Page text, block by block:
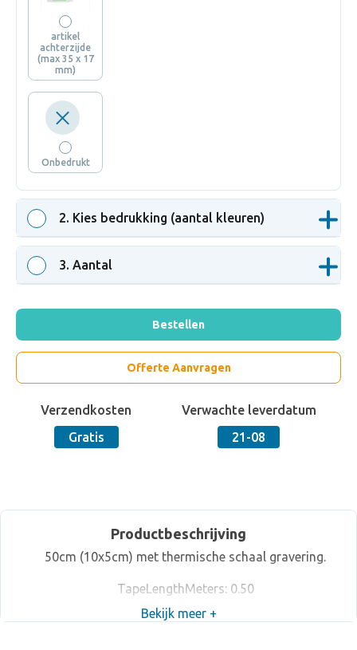
artikel
achterzijde
(max 35 x 17
mm)
Onbedrukt
2. Kies bedrukking (aantal kleuren)
3. Aantal
Bestellen
Offerte Aanvragen
Verzendkosten
Gratis
Verwachte leverdatum
21-08
Productbeschrijving
50cm (10x5cm) met thermische schaal gravering.
TapeLengthMeters: 0.50
Bekijk meer +